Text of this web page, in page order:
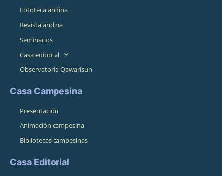
Fototeca andina
Revista andina
Seminarios
Casa editorial
Observatorio Qawarisun
Casa Campesina
Presentación
Animación campesina
Bibliotecas campesinas
Casa Editorial